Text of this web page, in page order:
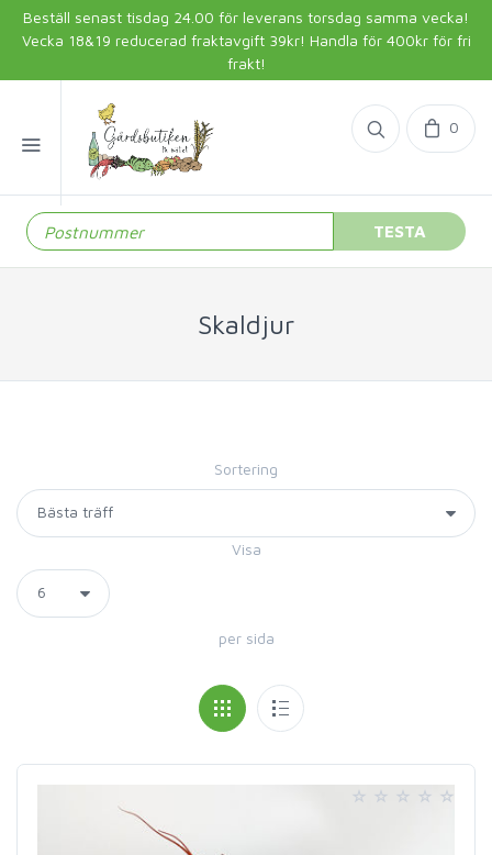
Beställ senast tisdag 24.00 för leverans torsdag samma vecka!
Vecka 18&19 reducerad fraktavgift 39kr! Handla för 400kr för fri
frakt!
0
TESTA
Skaldjur
Sortering
Visa
per sida